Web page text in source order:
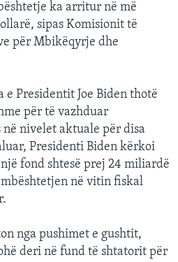
ka arritur në më
sipas Komisionit të
për Mbikëqyrje dhe
Presidentit Joe Biden thotë
për të vazhduar
nivelet aktuale për disa
Presidenti Biden kërkoi
fond shtesë prej 24 miliardë
në vitin fiskal
nga pushimet e gushtit,
deri në fund të shtatorit për